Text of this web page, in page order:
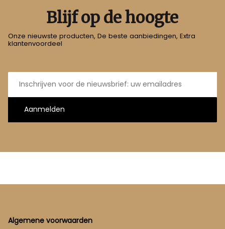
Blijf op de hoogte
Onze nieuwste producten, De beste aanbiedingen, Extra
klantenvoordeel
E-
mailadres
Aanmelden
Footer
Algemene voorwaarden